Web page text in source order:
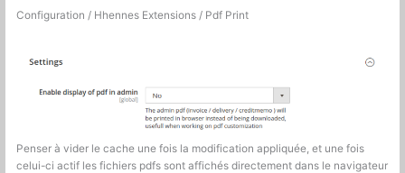
Configuration / Hhennes Extensions / Pdf Print
Penser à vider le cache une fois la modification appliquée, et une fois
celui-ci actif les fichiers pdfs sont affichés directement dans le navigateur